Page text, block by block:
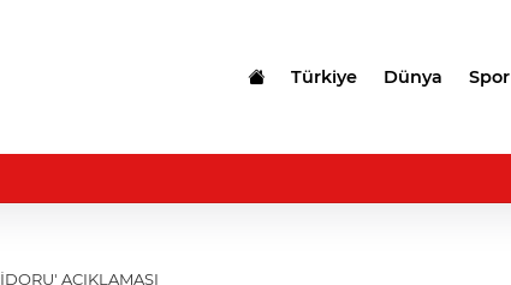
Türkiye Dünya Spor
AÇIKLAMASI